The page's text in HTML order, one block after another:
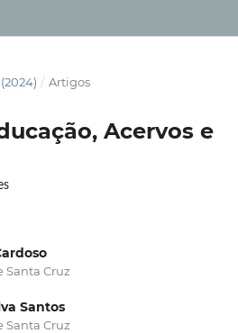
/ Artigos
Acervos e
Santa Cruz
Santos
Santa Cruz